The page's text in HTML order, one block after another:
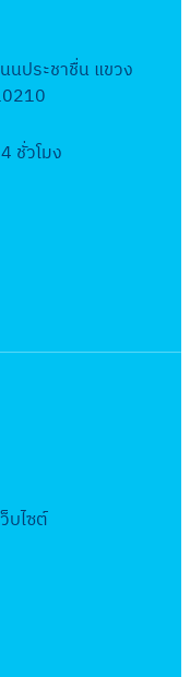
นประชาชื่น แขวง
ชั่วโมง
บไซต์